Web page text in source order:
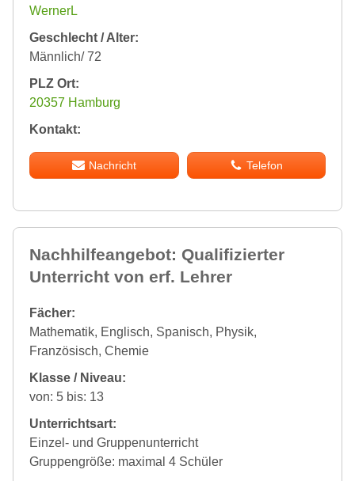
WernerL
Geschlecht / Alter:
Männlich/ 72
PLZ Ort:
20357 Hamburg
Kontakt:
Nachricht Telefon
Nachhilfeangebot: Qualifizierter
Unterricht von erf. Lehrer
Fächer:
Mathematik, Englisch, Spanisch, Physik,
Französisch, Chemie
Klasse / Niveau:
von: 5 bis: 13
Unterrichtsart:
Einzel- und Gruppenunterricht
Gruppengröße: maximal 4 Schüler